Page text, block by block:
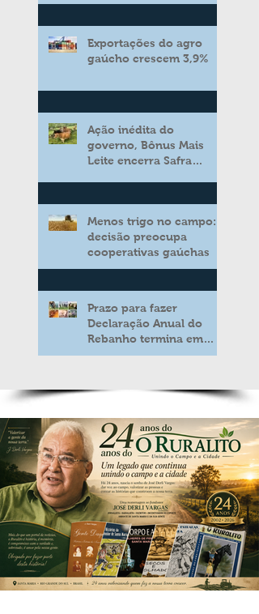
Exportações do agro
gaúcho crescem 3,9%
Ação inédita do
governo, Bônus Mais
Leite encerra Safra
aos produtores de leite
Menos trigo no campo:
decisão preocupa
cooperativas gaúchas
Prazo para fazer
Declaração Anual do
Rebanho termina em
duas semanas